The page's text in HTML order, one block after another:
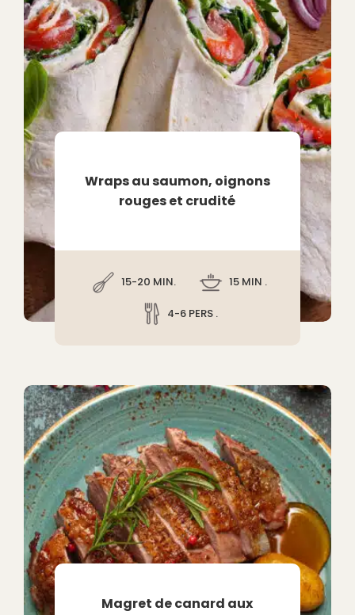
Wraps au saumon, oignons
rouges et crudité
15-20 MIN. 15 MIN .
4-6 PERS .
Magret de canard aux